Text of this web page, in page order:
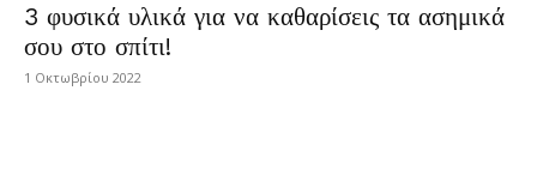
3 φυσικά υλικά για να καθαρίσεις τα ασημικά
σου στο σπίτι!
1 Οκτωβρίου 2022